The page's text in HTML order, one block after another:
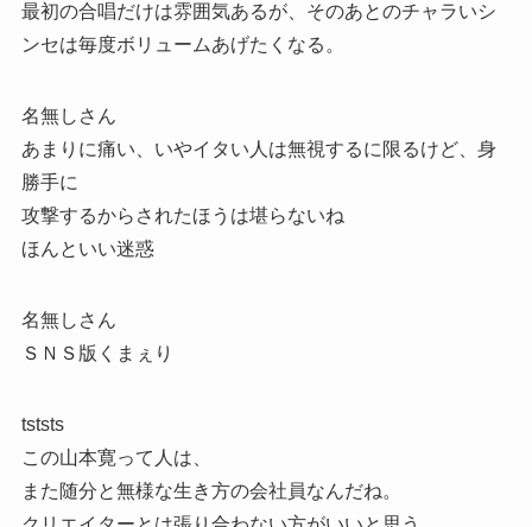
最初の合唱だけは雰囲気あるが、そのあとのチャラいシ
ンセは毎度ボリュームあげたくなる。
名無しさん
あまりに痛い、いやイタい人は無視するに限るけど、身
勝手に
攻撃するからされたほうは堪らないね
ほんといい迷惑
名無しさん
ＳＮＳ版くまぇり
tststs
この山本寛って人は、
また随分と無様な生き方の会社員なんだね。